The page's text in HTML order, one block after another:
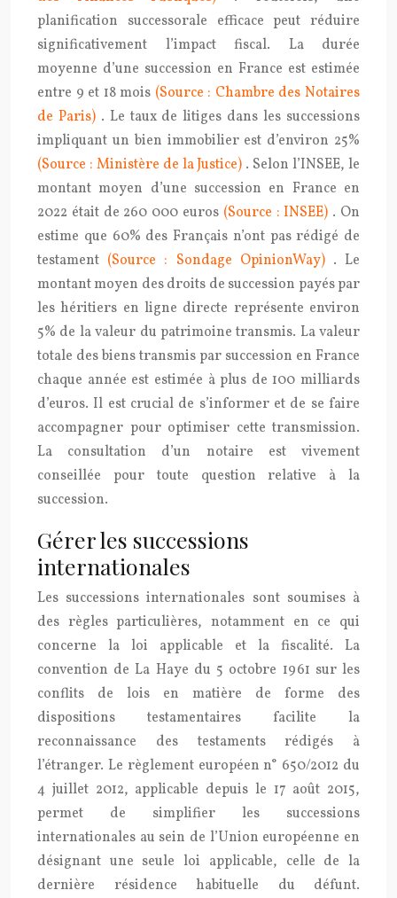
planification successorale efficace peut réduire
significativement l’impact fiscal. La durée
moyenne d’une succession en France est estimée
entre 9 et 18 mois (Source : Chambre des Notaires
de Paris) . Le taux de litiges dans les successions
impliquant un bien immobilier est d’environ 25%
(Source : Ministère de la Justice) . Selon l’INSEE, le
montant moyen d’une succession en France en
2022 était de 260 000 euros (Source : INSEE) . On
estime que 60% des Français n’ont pas rédigé de
testament (Source : Sondage OpinionWay) . Le
montant moyen des droits de succession payés par
les héritiers en ligne directe représente environ
5% de la valeur du patrimoine transmis. La valeur
totale des biens transmis par succession en France
chaque année est estimée à plus de 100 milliards
d’euros. Il est crucial de s’informer et de se faire
accompagner pour optimiser cette transmission.
La consultation d’un notaire est vivement
conseillée pour toute question relative à la
succession.
Gérer les successions
internationales
Les successions internationales sont soumises à
des règles particulières, notamment en ce qui
concerne la loi applicable et la fiscalité. La
convention de La Haye du 5 octobre 1961 sur les
conflits de lois en matière de forme des
dispositions testamentaires facilite la
reconnaissance des testaments rédigés à
l’étranger. Le règlement européen n° 650/2012 du
4 juillet 2012, applicable depuis le 17 août 2015,
permet de simplifier les successions
internationales au sein de l’Union européenne en
désignant une seule loi applicable, celle de la
dernière résidence habituelle du défunt.